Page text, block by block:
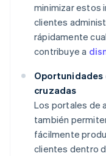
minimizar estos
clientes
rápidamente
contribuye a
Oportunidades
cruzadas
Los portales de
también
fácilmente
clientes dentro